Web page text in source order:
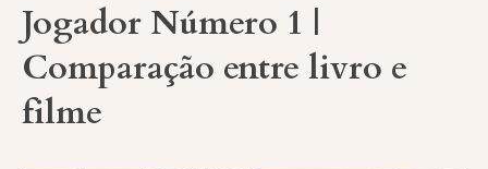
Jogador Número 1 |
Comparação entre livro e
filme